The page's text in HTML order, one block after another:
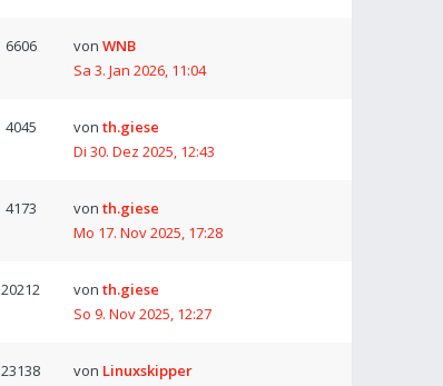
6606 von WNB
Sa 3. Jan 2026, 11:04
4045 von th.giese
Di 30. Dez 2025, 12:43
4173 von th.giese
Mo 17. Nov 2025, 17:28
20212 von th.giese
So 9. Nov 2025, 12:27
23138 von Linuxskipper